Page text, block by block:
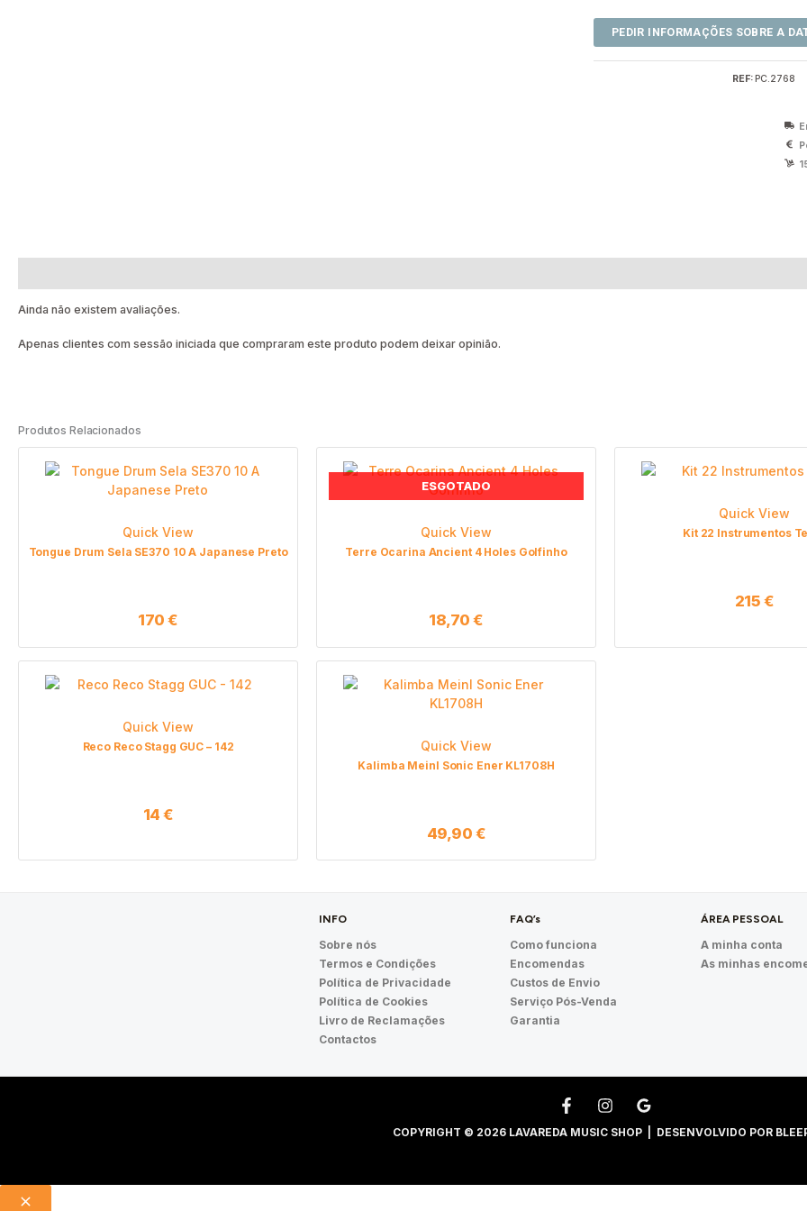
REF:PC.2768
Ainda não existem avaliações.
Apenas clientes com sessão iniciada que compraram este produto podem deixar opinião.
Produtos Relacionados
Quick View
Tongue Drum Sela SE370 10 A Japanese Preto
170€
ESGOTADO
Quick View
Terre Ocarina Ancient 4 Holes Golfinho
18,70€
Quick View
Kit 22 Instrumentos
215 €
Quick View
Reco Reco Stagg GUC – 142
14 €
Quick View
Kalimba Meinl Sonic Ener KL1708H
49,90 €
INFO
Sobre nós
Termos e Condições
Política de Privacidade
Política de Cookies
Livro de Reclamações
Contactos
FAQ’s
Como funciona
Encomendas
Custos de Envio
Serviço Pós-Venda
Garantia
ÁREA PESSOAL
A minha conta
As minhas
COPYRIGHT © 2026 LAVAREDA MUSIC SHOP | DESENVOLVIDO POR